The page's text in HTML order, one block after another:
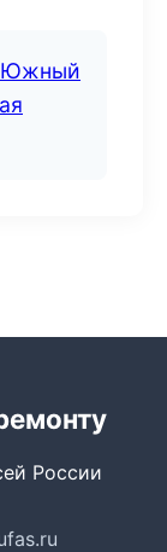
Южный
России
fas.ru